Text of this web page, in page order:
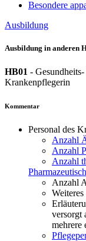
Besondere
Ausbildung
Ausbildung in anderen
HB01 -
Krankenpflegerin
Kommentar
Personal des
Anzahl
Anzahl
Anzahl
Anzahl
versorgt
mehrere